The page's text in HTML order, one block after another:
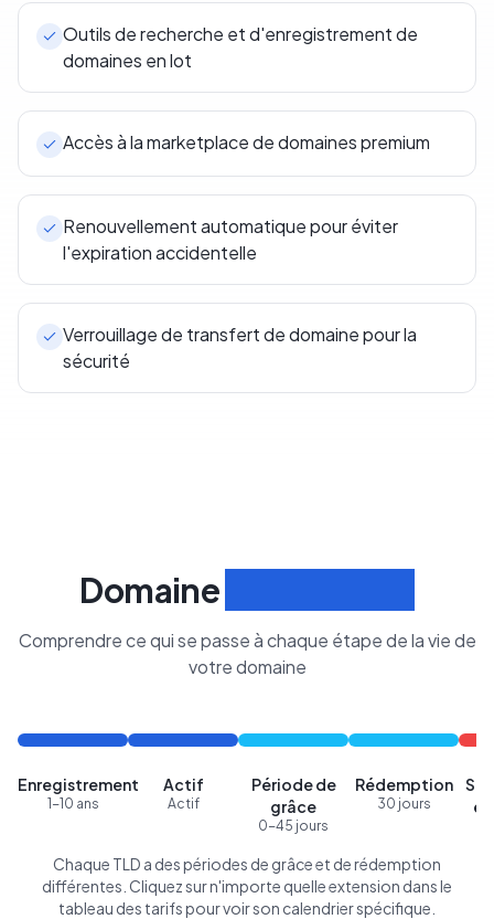
Outils de recherche et d'enregistrement de
domaines en lot
Accès à la marketplace de domaines premium
Renouvellement automatique pour éviter
l'expiration accidentelle
Verrouillage de transfert de domaine pour la
sécurité
Domaine
Comprendre ce qui se passe à chaque étape de la vie de
votre domaine
Enregistrement
1-10 ans
Actif
Actif
Période de
grâce
0-45 jours
Rédemption
30 jours
Chaque TLD a des périodes de grâce et de rédemption
différentes. Cliquez sur n'importe quelle extension dans le
tableau des tarifs pour voir son calendrier spécifique.